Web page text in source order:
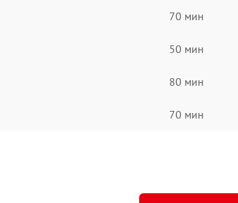
70 мин
50 мин
80 мин
70 мин